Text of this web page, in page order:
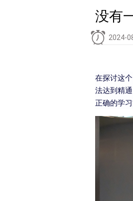
没有
2024-
在探讨这
法达到精
正确的学